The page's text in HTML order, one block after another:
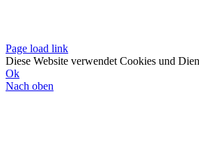
Page load link
Diese Website verwendet Cookies und
Ok
Nach oben